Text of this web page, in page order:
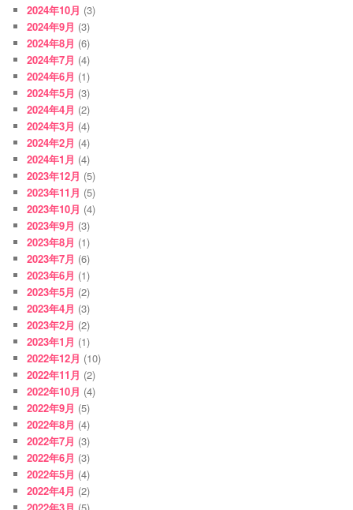
2024年10月 (3)
2024年9月 (3)
2024年8月 (6)
2024年7月 (4)
2024年6月 (1)
2024年5月 (3)
2024年4月 (2)
2024年3月 (4)
2024年2月 (4)
2024年1月 (4)
2023年12月 (5)
2023年11月 (5)
2023年10月 (4)
2023年9月 (3)
2023年8月 (1)
2023年7月 (6)
2023年6月 (1)
2023年5月 (2)
2023年4月 (3)
2023年2月 (2)
2023年1月 (1)
2022年12月 (10)
2022年11月 (2)
2022年10月 (4)
2022年9月 (5)
2022年8月 (4)
2022年7月 (3)
2022年6月 (3)
2022年5月 (4)
2022年4月 (2)